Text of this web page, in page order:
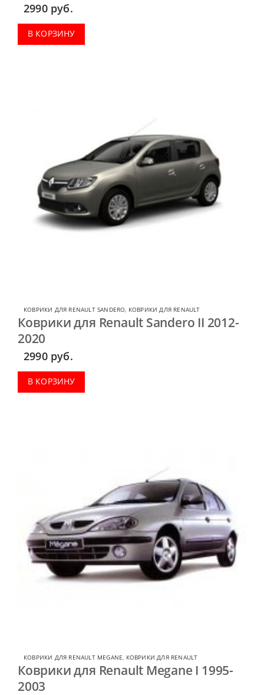
2990 руб.
В КОРЗИНУ
КОВРИКИ ДЛЯ RENAULT SANDERO КОВРИКИ ДЛЯ RENAULT
Коврики для Renault Sandero II 2012-
2020
2990 руб.
В КОРЗИНУ
КОВРИКИ ДЛЯ RENAULT MEGANE КОВРИКИ ДЛЯ RENAULT
Коврики для Renault Megane I 1995-
2003